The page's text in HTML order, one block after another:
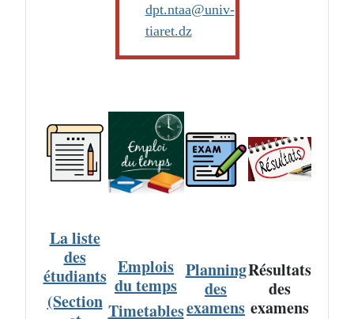
dpt.ntaa@univ-
tiaret.dz
La liste
des
étudiants
(Section
Emplois
du temps
Timetables
Planning
des
examens
Résultats
des
examens